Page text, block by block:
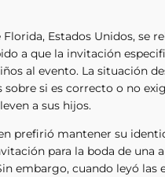
Estados Unidos, se
a que la invitación
al evento. La situación
sobre si es correcto o no
a sus hijos.
prefirió mantener su
para la boda de una
embargo, cuando leyó las